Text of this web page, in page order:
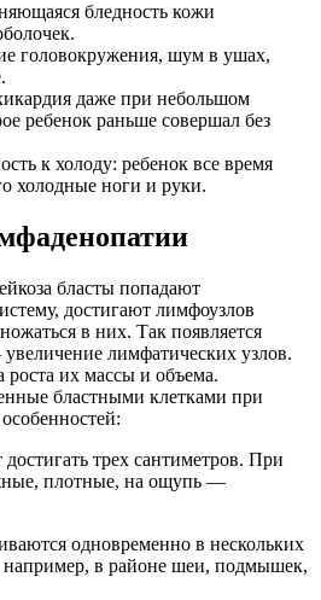
бледность кожи
головокружения, шум в ушах,
даже при небольшом
ребенок раньше совершал без
к холоду: ребенок все время
холодные ноги и руки.
бласты попадают
достигают лимфоузлов
в них. Так появляется
лимфатических узлов.
роста их массы и объема.
бластными клетками при
трех сантиметров. При
плотные, на ощупь —
одновременно в нескольких
в районе шеи, подмышек,